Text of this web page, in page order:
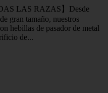
LAS RAZAS】Desde
gran tamaño, nuestros
hebillas de pasador de metal
de...